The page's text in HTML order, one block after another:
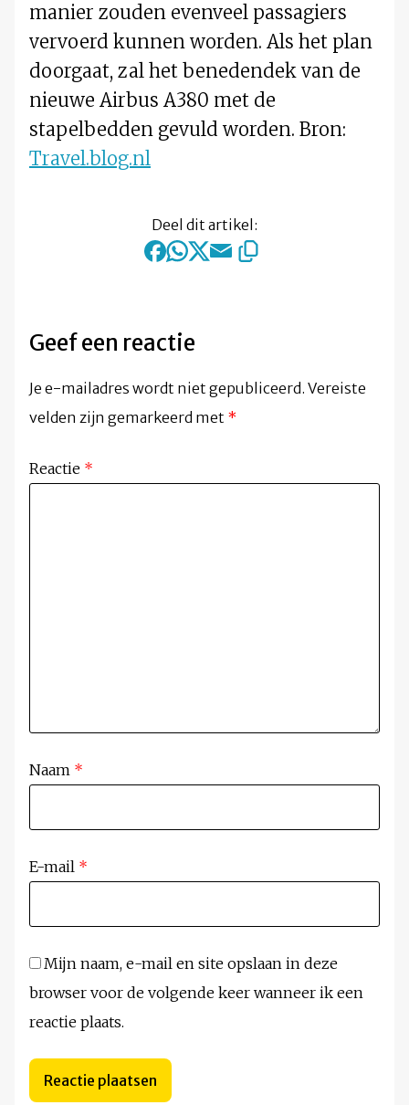
manier zouden evenveel passagiers
vervoerd kunnen worden. Als het plan
doorgaat, zal het benedendek van de
nieuwe Airbus A380 met de
stapelbedden gevuld worden. Bron:
Travel.blog.nl
Deel dit artikel:
Geef een reactie
Je e-mailadres wordt niet gepubliceerd. Vereiste
velden zijn gemarkeerd met *
Reactie *
Naam *
E-mail *
Mijn naam, e-mail en site opslaan in deze
browser voor de volgende keer wanneer ik een
reactie plaats.